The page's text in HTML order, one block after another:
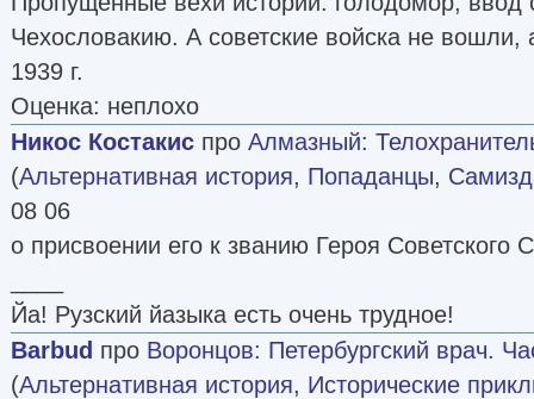
Чехословакию. А советские войска не
1939 г.
Оценка: неплохо
Никос Костакис про Алмазный:
(Альтернативная история, Попаданцы,
08 06
о присвоении его к званию Героя Советского
Йа! Рузский йазыка есть очень трудное!
Barbud про Воронцов: Петербургский врач.
(Альтернативная история, Исторические